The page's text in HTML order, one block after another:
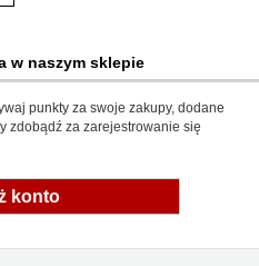
w naszym sklepie
punkty za swoje zakupy, dodane
zdobądź za zarejestrowanie się
konto